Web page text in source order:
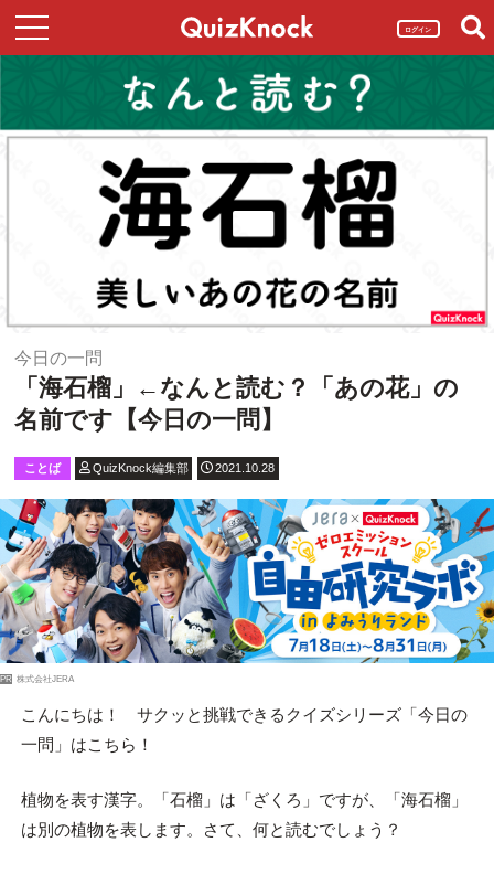
ログイン
今日の一問
「海石榴」←なんと読む？「あの花」の
名前です【今日の一問】
ことば QuizKnock編集部 2021.10.28
PR 株式会社JERA
こんにちは！ サクッと挑戦できるクイズシリーズ「今日の
一問」はこちら！
植物を表す漢字。「石榴」は「ざくろ」ですが、「海石榴」
は別の植物を表します。さて、何と読むでしょう？